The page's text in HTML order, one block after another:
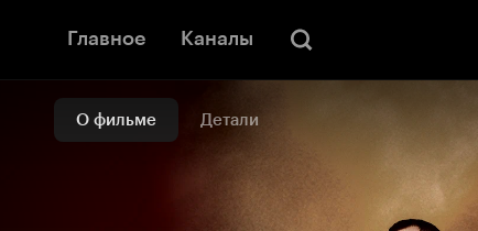
Главное Каналы
О фильме Детали